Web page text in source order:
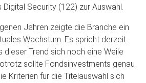
Digital Security (122) zur Auswahl.
Jahren zeigte die Branche ein
Wachstum. Es spricht derzeit
dieser Trend sich noch eine Weile
sollte Fondsinvestments genau
Kriterien für die Titelauswahl sich